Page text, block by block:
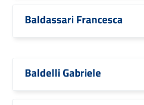
Baldassari Francesca
Baldelli Gabriele